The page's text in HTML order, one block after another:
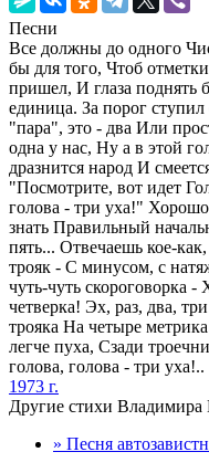
Песни
Все должны до одного
бы для того, Чтоб
пришел, И глаза поднять
единица. За порог
"пара", это - два Или
одна у нас, Ну а в этой
дразнится народ И
"Посмотрите, вот идет
голова - три уха!"
знать Правильный
пять... Отвечаешь кое-
трояк - С минусом, с
чуть-чуть скороговорка
четверка! Эх, раз, два,
трояка На четыре
легче пуха, Сзади
голова, голова - три уха!..
1973 г.
Другие стихи Владимира
» Песня